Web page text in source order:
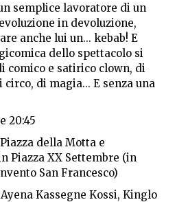
semplice lavoratore di un
in devoluzione,
anche lui un... kebab! E
dello spettacolo si
comico e satirico clown, di
di magia... E senza una
20:45
della Motta e
Piazza XX Settembre (in
San Francesco)
Kassegne Kossi, Kinglo